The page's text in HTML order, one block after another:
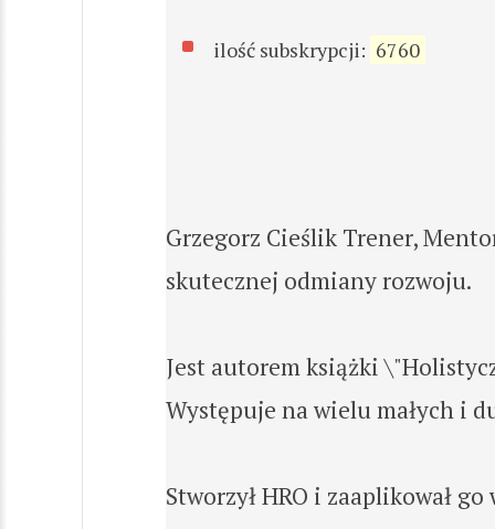
ilość subskrypcji: 6760
Grzegorz Cieślik Trener,
skutecznej odmiany rozwoju.
Jest autorem książki
Występuje na wielu małych i
Stworzył HRO i zaaplikował